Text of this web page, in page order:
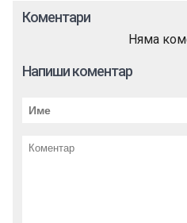
Коментари
Няма
Напиши коментар